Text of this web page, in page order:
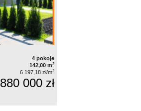
4 pokoje
142,00 m2
6 197,18 zł/m2
880 000 zł